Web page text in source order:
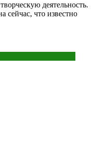
деятельность.
сейчас, что известно